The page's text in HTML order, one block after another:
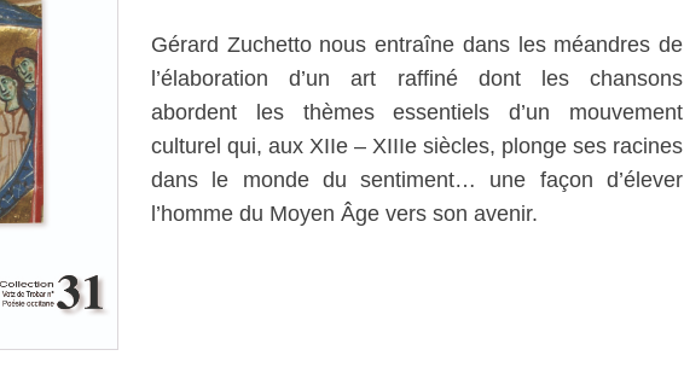
Gérard Zuchetto nous entraîne dans les méandres de
l’élaboration d’un art raffiné dont les chansons
abordent les thèmes essentiels d’un mouvement
culturel qui, aux XIIe – XIIIe siècles, plonge ses racines
dans le monde du sentiment… une façon d’élever
l’homme du Moyen Âge vers son avenir.